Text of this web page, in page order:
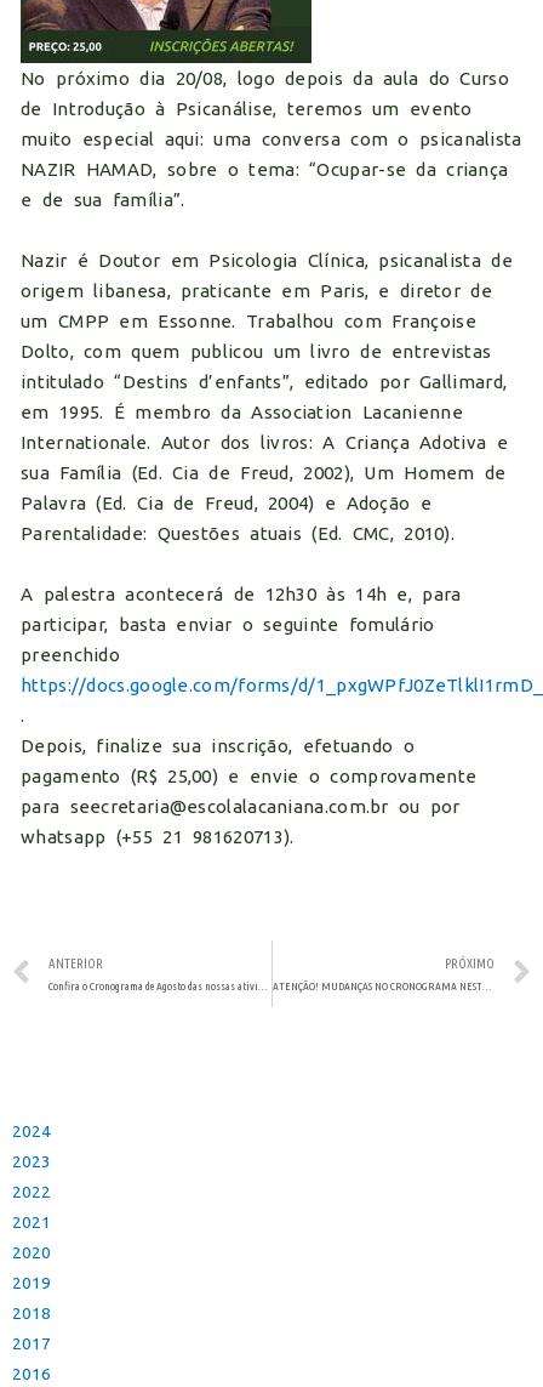
No próximo dia 20/08, logo depois da aula do Curso
de Introdução à Psicanálise, teremos um evento
muito especial aqui: uma conversa com o psicanalista
NAZIR HAMAD, sobre o tema: “Ocupar-se da criança
e de sua família”.
Nazir é Doutor em Psicologia Clínica, psicanalista de
origem libanesa, praticante em Paris, e diretor de
um CMPP em Essonne. Trabalhou com Françoise
Dolto, com quem publicou um livro de entrevistas
intitulado “Destins d’enfants”, editado por Gallimard,
em 1995. É membro da Association Lacanienne
Internationale. Autor dos livros: A Criança Adotiva e
sua Família (Ed. Cia de Freud, 2002), Um Homem de
Palavra (Ed. Cia de Freud, 2004) e Adoção e
Parentalidade: Questões atuais (Ed. CMC, 2010).
A palestra acontecerá de 12h30 às 14h e, para
participar, basta enviar o seguinte fomulário
preenchido
https://docs.google.com/forms/d/
.
Depois, finalize sua inscrição, efetuando o
pagamento (R$ 25,00) e envie o comprovamente
para seecretaria@escolalacaniana.com.br ou por
whatsapp (+55 21 981620713).
ANTERIOR
Confira o Cronograma de Agosto das nossas atividades online
PRÓXIMO
ATENÇÃO! MUDANÇAS NO CRONOGRAMA NESTE FIM DE AGOSTO
2024
2023
2022
2021
2020
2019
2018
2017
2016